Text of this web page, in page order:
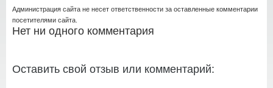
Администрация сайта не несет ответственности за оставленные комментарии
посетителями сайта.
Нет ни одного комментария
Оставить свой отзыв или комментарий: